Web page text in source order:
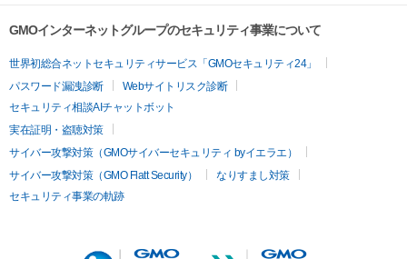
GMOインターネットグループのセキュリティ事業について
世界初総合ネットセキュリティサービス「GMOセキュリティ24」
パスワード漏洩診断
Webサイトリスク診断
セキュリティ相談AIチャットボット
実在証明・盗聴対策
サイバー攻撃対策（GMOサイバーセキュリティ byイエラエ）
サイバー攻撃対策（GMO Flatt Security）
なりすまし対策
セキュリティ事業の軌跡